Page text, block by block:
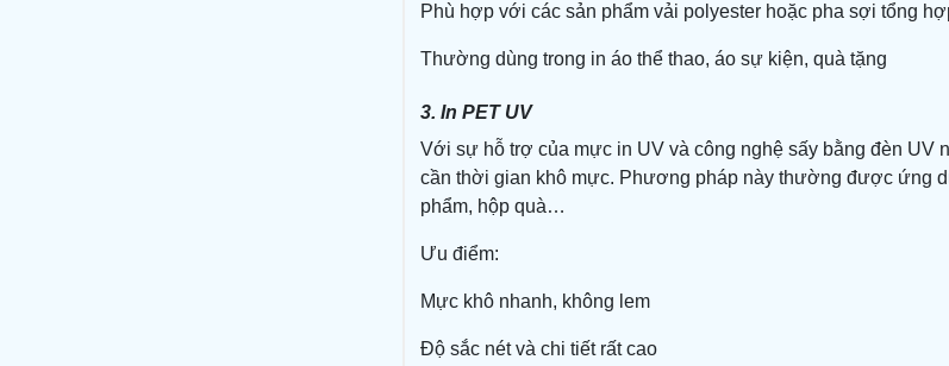
Phù hợp với các sản phẩm vải polyester hoặc pha sợi tổng
Thường dùng trong in áo thể thao, áo sự kiện, quà tặng
3. In PET UV
Với sự hỗ trợ của mực in UV và công nghệ sấy bằng đèn UV
cần thời gian khô mực. Phương pháp này thường được ứng
phẩm, hộp quà…
Ưu điểm:
Mực khô nhanh, không lem
Độ sắc nét và chi tiết rất cao